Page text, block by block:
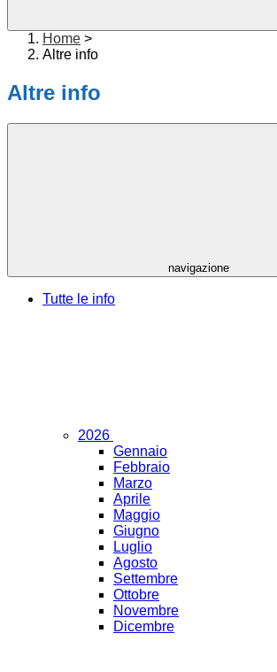
Home >
Altre info
Altre info
navigazione
Tutte le info
2026
Gennaio
Febbraio
Marzo
Aprile
Maggio
Giugno
Luglio
Agosto
Settembre
Ottobre
Novembre
Dicembre